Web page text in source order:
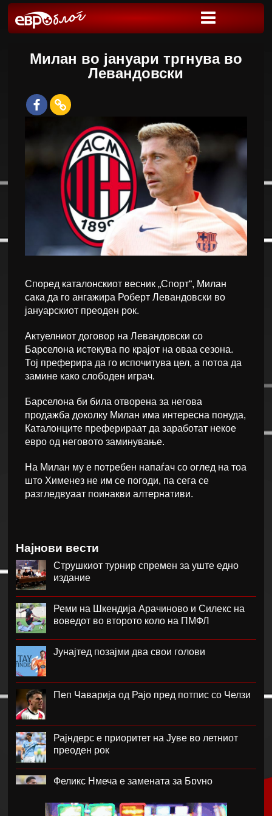
Милан во јануари тргнува во
Левандовски
Според каталонскиот весник „Спорт“, Милан
сака да го ангажира Роберт Левандовски во
јануарскиот преоден рок.
Актуелниот договор на Левандовски со
Барселона истекува по крајот на оваа сезона.
Тој преферира да го испочитува цел, а потоа да
замине како слободен играч.
Барселона би била отворена за негова
продажба доколку Милан има интересна понуда,
Каталонците преферираат да заработат некое
евро од неговото заминување.
На Милан му е потребен напаѓач со оглед на тоа
што Хименез не им се погоди, па сега се
разгледвуаат поинакви алтернативи.
Најнови вести
Струшкиот турнир спремен за уште едно
издание
Реми на Шкендија Арачиново и Силекс на
воведот во второто коло на ПМФЛ
Јунајтед позајми два свои голови
Пеп Чаварија од Рајо пред потпис со Челзи
Рајндерс е приоритет на Јуве во летниот
преоден рок
Феликс Нмеча е замената за Бруно